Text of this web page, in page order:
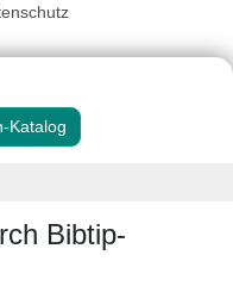
Katalog
Bibtip-